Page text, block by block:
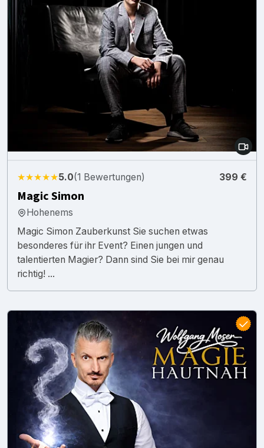
★★★★★5.0(1 Bewertungen) 399 €
Magic Simon
Hohenems
Magic Simon Zauberkunst Sie suchen etwas
besonderes für ihr Event? Einen jungen und
talentierten Magier? Dann sind Sie bei mir genau
richtig! ...